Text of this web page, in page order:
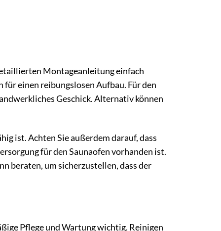
Montageanleitung einfach
für einen reibungslosen Aufbau. Für den
Geschick. Alternativ können
ist. Achten Sie außerdem darauf, dass
für den Saunaofen vorhanden ist.
beraten, um sicherzustellen, dass der
Pflege und Wartung wichtig. Reinigen